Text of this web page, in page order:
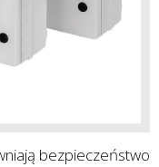
bezpieczeństwo